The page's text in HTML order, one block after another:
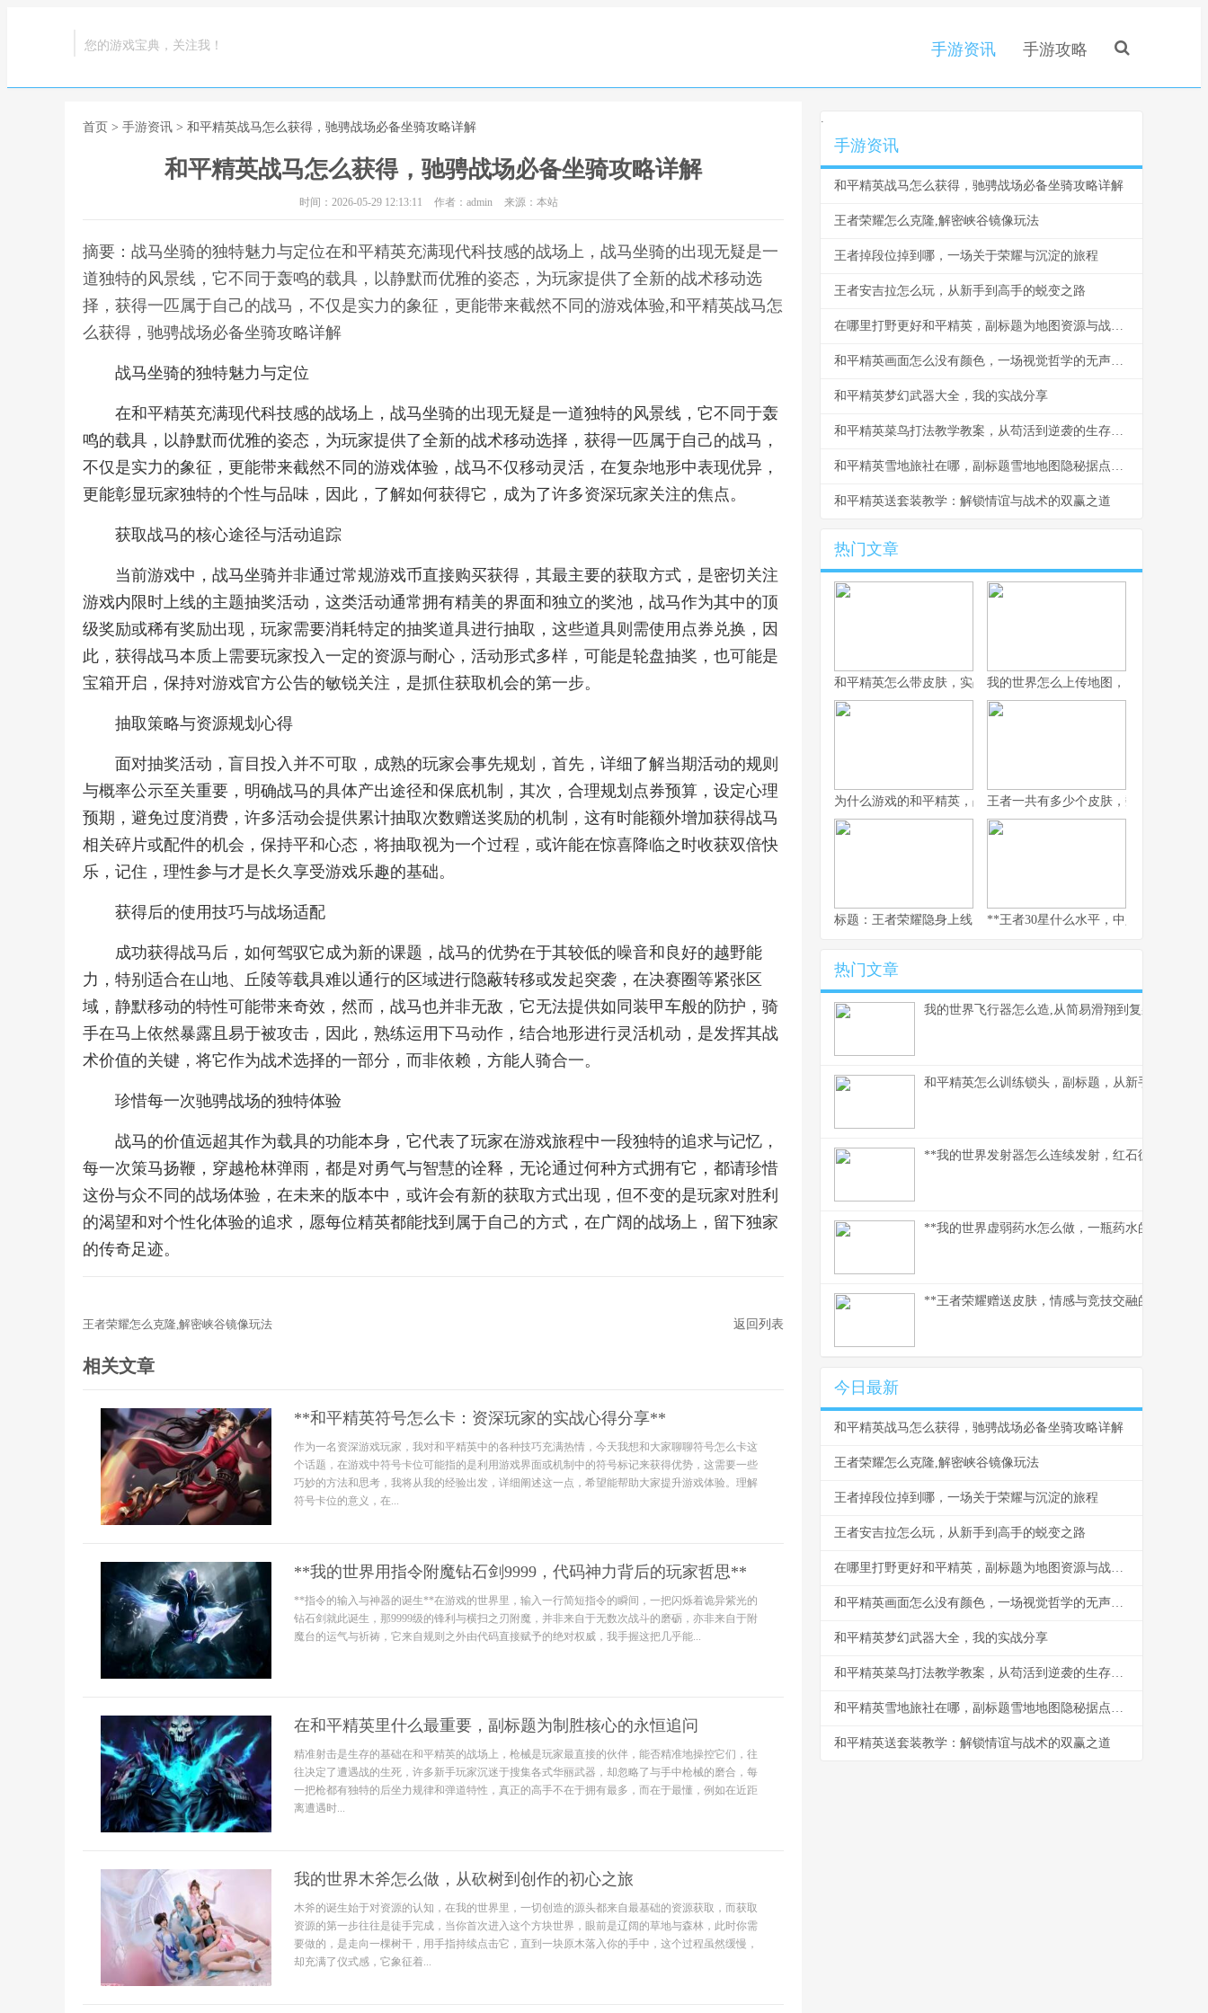
您的游戏宝典，关注我！ 手游资讯 手游攻略
首页 > 手游资讯 > 和平精英战马怎么获得，驰骋战场必备坐骑攻略详解
和平精英战马怎么获得，驰骋战场必备坐骑攻略详解
时间：2026-05-29 12:13:11 作者：admin 来源：本站
摘要：战马坐骑的独特魅力与定位在和平精英充满现代科技感的战场上，战马坐骑的出现无疑是一
道独特的风景线，它不同于轰鸣的载具，以静默而优雅的姿态，为玩家提供了全新的战术移动选
择，获得一匹属于自己的战马，不仅是实力的象征，更能带来截然不同的游戏体验,和平精英战马怎
么获得，驰骋战场必备坐骑攻略详解
战马坐骑的独特魅力与定位
在和平精英充满现代科技感的战场上，战马坐骑的出现无疑是一道独特的风景线，它不同于轰
鸣的载具，以静默而优雅的姿态，为玩家提供了全新的战术移动选择，获得一匹属于自己的战马，
不仅是实力的象征，更能带来截然不同的游戏体验，战马不仅移动灵活，在复杂地形中表现优异，
更能彰显玩家独特的个性与品味，因此，了解如何获得它，成为了许多资深玩家关注的焦点。
获取战马的核心途径与活动追踪
当前游戏中，战马坐骑并非通过常规游戏币直接购买获得，其最主要的获取方式，是密切关注
游戏内限时上线的主题抽奖活动，这类活动通常拥有精美的界面和独立的奖池，战马作为其中的顶
级奖励或稀有奖励出现，玩家需要消耗特定的抽奖道具进行抽取，这些道具则需使用点券兑换，因
此，获得战马本质上需要玩家投入一定的资源与耐心，活动形式多样，可能是轮盘抽奖，也可能是
宝箱开启，保持对游戏官方公告的敏锐关注，是抓住获取机会的第一步。
抽取策略与资源规划心得
面对抽奖活动，盲目投入并不可取，成熟的玩家会事先规划，首先，详细了解当期活动的规则
与概率公示至关重要，明确战马的具体产出途径和保底机制，其次，合理规划点券预算，设定心理
预期，避免过度消费，许多活动会提供累计抽取次数赠送奖励的机制，这有时能额外增加获得战马
相关碎片或配件的机会，保持平和心态，将抽取视为一个过程，或许能在惊喜降临之时收获双倍快
乐，记住，理性参与才是长久享受游戏乐趣的基础。
获得后的使用技巧与战场适配
成功获得战马后，如何驾驭它成为新的课题，战马的优势在于其较低的噪音和良好的越野能
力，特别适合在山地、丘陵等载具难以通行的区域进行隐蔽转移或发起突袭，在决赛圈等紧张区
域，静默移动的特性可能带来奇效，然而，战马也并非无敌，它无法提供如同装甲车般的防护，骑
手在马上依然暴露且易于被攻击，因此，熟练运用下马动作，结合地形进行灵活机动，是发挥其战
术价值的关键，将它作为战术选择的一部分，而非依赖，方能人骑合一。
珍惜每一次驰骋战场的独特体验
战马的价值远超其作为载具的功能本身，它代表了玩家在游戏旅程中一段独特的追求与记忆，
每一次策马扬鞭，穿越枪林弹雨，都是对勇气与智慧的诠释，无论通过何种方式拥有它，都请珍惜
这份与众不同的战场体验，在未来的版本中，或许会有新的获取方式出现，但不变的是玩家对胜利
的渴望和对个性化体验的追求，愿每位精英都能找到属于自己的方式，在广阔的战场上，留下独家
的传奇足迹。
王者荣耀怎么克隆,解密峡谷镜像玩法 返回列表
相关文章
**和平精英符号怎么卡：资深玩家的实战心得分享**
作为一名资深游戏玩家，我对和平精英中的各种技巧充满热情，今天我想和大家聊聊符号怎么卡这
个话题，在游戏中符号卡位可能指的是利用游戏界面或机制中的符号标记来获得优势，这需要一些
巧妙的方法和思考，我将从我的经验出发，详细阐述这一点，希望能帮助大家提升游戏体验。理解
符号卡位的意义，在...
**我的世界用指令附魔钻石剑9999，代码神力背后的玩家哲思**
**指令的输入与神器的诞生**在游戏的世界里，输入一行简短指令的瞬间，一把闪烁着诡异紫光的
钻石剑就此诞生，那9999级的锋利与横扫之刃附魔，并非来自于无数次战斗的磨砺，亦非来自于附
魔台的运气与祈祷，它来自规则之外由代码直接赋予的绝对权威，我手握这把几乎能...
在和平精英里什么最重要，副标题为制胜核心的永恒追问
精准射击是生存的基础在和平精英的战场上，枪械是玩家最直接的伙伴，能否精准地操控它们，往
往决定了遭遇战的生死，许多新手玩家沉迷于搜集各式华丽武器，却忽略了与手中枪械的磨合，每
一把枪都有独特的后坐力规律和弹道特性，真正的高手不在于拥有最多，而在于最懂，例如在近距
离遭遇时...
我的世界木斧怎么做，从砍树到创作的初心之旅
木斧的诞生始于对资源的认知，在我的世界里，一切创造的源头都来自最基础的资源获取，而获取
资源的第一步往往是徒手完成，当你首次进入这个方块世界，眼前是辽阔的草地与森林，此时你需
要做的，是走向一棵树干，用手指持续点击它，直到一块原木落入你的手中，这个过程虽然缓慢，
却充满了仪式感，它象征着...
.
手游资讯
和平精英战马怎么获得，驰骋战场必备坐骑攻略详解
王者荣耀怎么克隆,解密峡谷镜像玩法
王者掉段位掉到哪，一场关于荣耀与沉淀的旅程
王者安吉拉怎么玩，从新手到高手的蜕变之路
在哪里打野更好和平精英，副标题为地图资源与战术抉择解析
和平精英画面怎么没有颜色，一场视觉哲学的无声革命
和平精英梦幻武器大全，我的实战分享
和平精英菜鸟打法教学教案，从苟活到逆袭的生存指南
和平精英雪地旅社在哪，副标题雪地地图隐秘据点探秘指南
和平精英送套装教学：解锁情谊与战术的双赢之道
热门文章
和平精英怎么带皮肤，实战与风格的平衡艺术副标题，从仓库到战
我的世界怎么上传地图，资深玩家分享
为什么游戏的和平精英，战术竞技浪潮中的独特答案
王者一共有多少个皮肤，数字背后的
标题：王者荣耀隐身上线，一个资深玩家的战略视野与心灵独白
**王者30星什么水平，中坚力量的荣耀
热门文章
我的世界飞行器怎么造,从简易滑翔到复杂引擎
和平精英怎么训练锁头，副标题，从新手到高手的
**我的世界发射器怎么连续发射，红石循环的奥妙
**我的世界虚弱药水怎么做，一瓶药水的救赎之
**王者荣耀赠送皮肤，情感与竞技交融的独特纽带
今日最新
和平精英战马怎么获得，驰骋战场必备坐骑攻略详解
王者荣耀怎么克隆,解密峡谷镜像玩法
王者掉段位掉到哪，一场关于荣耀与沉淀的旅程
王者安吉拉怎么玩，从新手到高手的蜕变之路
在哪里打野更好和平精英，副标题为地图资源与战术抉择解析
和平精英画面怎么没有颜色，一场视觉哲学的无声革命
和平精英梦幻武器大全，我的实战分享
和平精英菜鸟打法教学教案，从苟活到逆袭的生存指南
和平精英雪地旅社在哪，副标题雪地地图隐秘据点探秘指南
和平精英送套装教学：解锁情谊与战术的双赢之道